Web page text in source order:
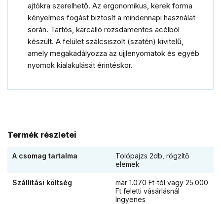
ajtókra szerelhető. Az ergonomikus, kerek forma
kényelmes fogást biztosít a mindennapi használat
során. Tartós, karcálló rozsdamentes acélból
készült. A felület szálcsiszolt (szatén) kivitelű,
amely megakadályozza az ujjlenyomatok és egyéb
nyomok kialakulását érintéskor.
Termék részletei
A csomag tartalma
Tolópajzs 2db, rögzítő
elemek
Szállítási költség
már 1.070 Ft-tól vagy 25.000
Ft feletti vásárlásnál
Ingyenes